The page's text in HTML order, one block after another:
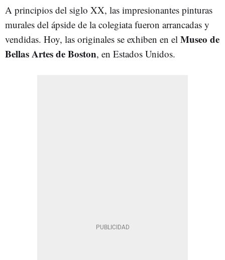
A principios del siglo XX, las impresionantes pinturas
murales del ápside de la colegiata fueron arrancadas y
vendidas. Hoy, las originales se exhiben en el Museo de
Bellas Artes de Boston, en Estados Unidos.